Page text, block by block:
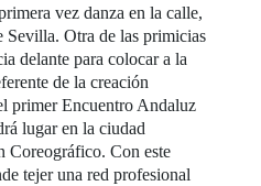
vez danza en la calle,
Sevilla. Otra de las primicias
delante para colocar a la
de la creación
primer Encuentro Andaluz
lugar en la ciudad
Coreográfico. Con este
tejer una red profesional